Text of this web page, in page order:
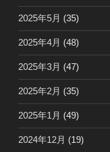
2025年5月 (35)
2025年4月 (48)
2025年3月 (47)
2025年2月 (35)
2025年1月 (49)
2024年12月 (19)